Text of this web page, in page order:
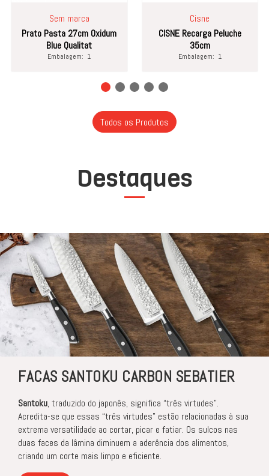
Sem marca
Prato Pasta 27cm Oxidum
Blue Qualitat
Embalagem: 1
Cisne
CISNE Recarga Peluche
35cm
Embalagem: 1
Todos os Produtos
Destaques
FACAS SANTOKU CARBON SEBATIER
Santoku, traduzido do japonês, significa “três virtudes”.
Acredita-se que essas “três virtudes” estão relacionadas à sua
extrema versatilidade ao cortar, picar e fatiar. Os sulcos nas
duas faces da lâmina diminuem a aderência dos alimentos,
criando um corte mais limpo e eficiente.